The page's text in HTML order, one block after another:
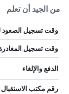
من الجيد أن تعلم
وقت تسجيل الصعود
وقت تسجيل
الدفع والإلغاء
رقم مكتب الاستقبال